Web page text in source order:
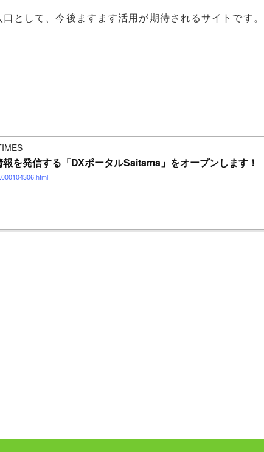
として、今後ますます活用が期待されるサイトです。
報を発信する「DXポータルSaitama」をオープンします！